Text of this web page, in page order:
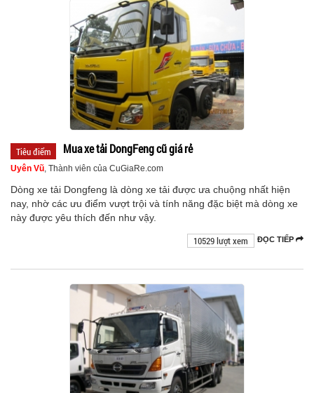
Tiêu điểm Mua xe tải DongFeng cũ giá rẻ
Uyên Vũ, Thành viên của CuGiaRe.com
Dòng xe tải Dongfeng là dòng xe tải được ưa chuộng nhất hiện
nay, nhờ các ưu điểm vượt trội và tính năng đặc biệt mà dòng xe
này được yêu thích đến như vậy.
ĐỌC TIẾP
10529 lượt xem